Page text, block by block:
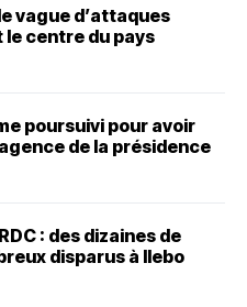
vague d’attaques
le centre du pays
poursuivi pour avoir
de la présidence
: des dizaines de
disparus à Ilebo